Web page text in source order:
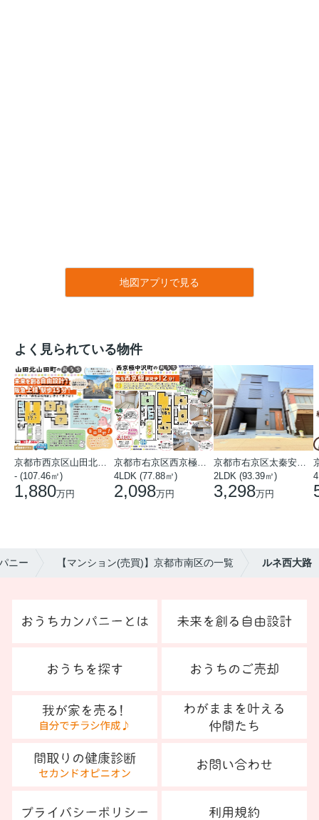
地図アプリで見る
よく見られている物件
- (107.46㎡)
1,880万円
4LDK (77.88㎡)
2,098万円
2LDK (93.39㎡)
3,298万円
ニー 【マンション(売買)】京都市南区の一覧 ルネ西大路